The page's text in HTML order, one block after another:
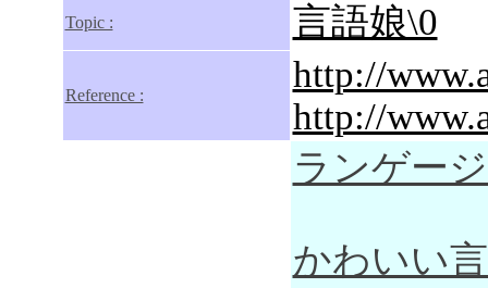
Topic : 言語娘\0
Reference :
http://
http://
ランゲー
かわいい